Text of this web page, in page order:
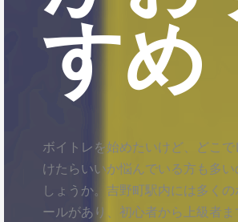
すめ
ボイトレを始めたいけど、どこ
けたらいいか悩んでいる方も多
しょうか。吉野町駅内には多く
ールがあり、初心者から上級者